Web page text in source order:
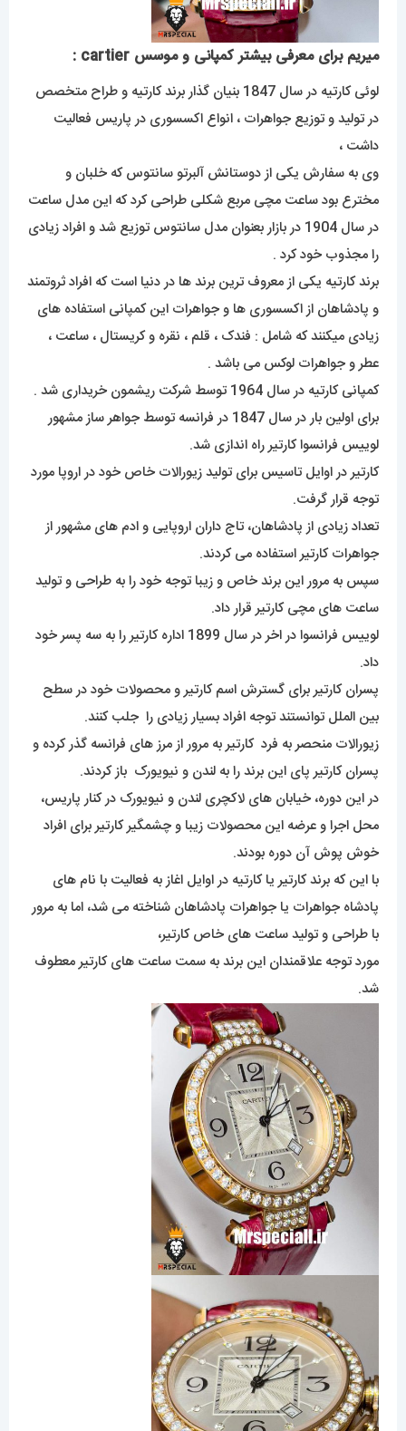
میریم برای معرفی بیشتر کمپانی و موسس cartier :
لوئی کارتیه در سال 1847 بنیان گذار برند کارتیه و طراح متخصص
در تولید و توزیع جواهرات ، انواع اکسسوری در پاریس فعالیت
داشت ،
وی به سفارش یکی از دوستانش آلبرتو سانتوس که خلبان و
مخترع بود ساعت مچی مربع شکلی طراحی کرد که این مدل ساعت
در سال 1904 در بازار بعنوان مدل سانتوس توزیع شد و افراد زیادی
را مجذوب خود کرد .
برند کارتیه یکی از معروف ترین برند ها در دنیا است که افراد ثروتمند
و پادشاهان از اکسسوری ها و جواهرات این کمپانی استفاده های
زیادی میکنند که شامل : فندک ، قلم ، نقره و کریستال ، ساعت ،
عطر و جواهرات لوکس می باشد .
کمپانی کارتیه در سال 1964 توسط شرکت ریشمون خریداری شد .
برای اولین بار در سال 1847 در فرانسه توسط جواهر ساز مشهور
لوییس فرانسوا کارتیر راه اندازی شد.
کارتیر در اوایل تاسیس برای تولید زیورالات خاص خود در اروپا مورد
توجه قرار گرفت.
تعداد زیادی از پادشاهان، تاج داران اروپایی و ادم های مشهور از
جواهرات کارتیر استفاده می کردند.
سپس به مرور این برند خاص و زیبا توجه خود را به طراحی و تولید
ساعت های مچی کارتیر قرار داد.
لوییس فرانسوا در اخر در سال 1899 اداره کارتیر را به سه پسر خود
داد.
پسران کارتیر برای گسترش اسم کارتیر و محصولات خود در سطح
بین الملل توانستند توجه افراد بسیار زیادی را جلب کنند.
زیورالات منحصر به فرد کارتیر به مرور از مرز های فرانسه گذر کرده و
پسران کارتیر پای این برند را به لندن و نیویورک باز کردند.
در این دوره، خیابان های لاکچری لندن و نیویورک در کنار پاریس،
محل اجرا و عرضه این محصولات زیبا و چشمگیر کارتیر برای افراد
خوش پوش آن دوره بودند.
با این که برند کارتیر یا کارتیه در اوایل اغاز به فعالیت با نام های
پادشاه جواهرات یا جواهرات پادشاهان شناخته می شد، اما به مرور
با طراحی و تولید ساعت های خاص کارتیر،
مورد توجه علاقمندان این برند به سمت ساعت های کارتیر معطوف
شد.